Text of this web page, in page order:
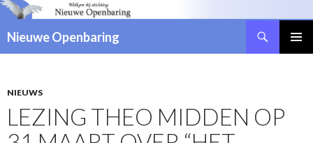
Nieuwe Openbaring
SPRINGEN
NIEUWS
LEZING THEO MIDDEN OP